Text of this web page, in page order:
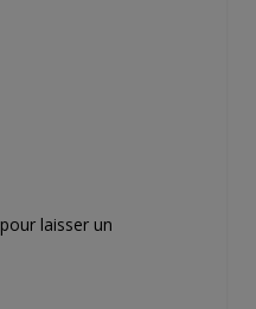
pour laisser un